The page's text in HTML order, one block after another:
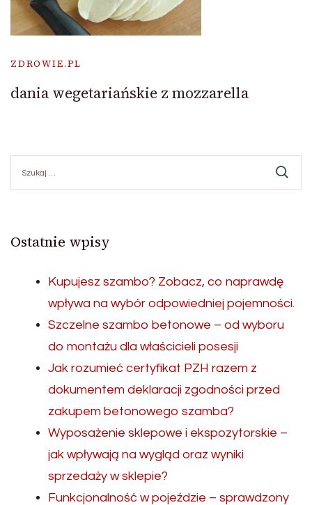
ZDROWIE.PL
dania wegetariańskie z mozzarella
Ostatnie wpisy
Kupujesz szambo? Zobacz, co naprawdę
wpływa na wybór odpowiedniej pojemności.
Szczelne szambo betonowe – od wyboru
do montażu dla właścicieli posesji
Jak rozumieć certyfikat PZH razem z
dokumentem deklaracji zgodności przed
zakupem betonowego szamba?
Wyposażenie sklepowe i ekspozytorskie –
jak wpływają na wygląd oraz wyniki
sprzedaży w sklepie?
Funkcjonalność w pojeździe – sprawdzony